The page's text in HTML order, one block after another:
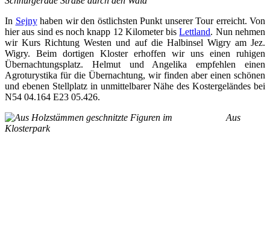
In Sejnyhaben wir den östlichsten Punkt unserer Tour erreicht. Von
hier aus sind es noch knapp 12 Kilometer bisLettland. Nun nehmen
wir Kurs Richtung Westen und auf die Halbinsel Wigry am Jez.
Wigry. Beim dortigen Kloster erhoffen wir uns einen ruhigen
Übernachtungsplatz. Helmut und Angelika empfehlen einen
Agroturystika für die Übernachtung, wir finden aber einen schönen
und ebenen Stellplatz in unmittelbarer Nähe des Kostergeländes bei
N54 04.164 E23 05.426.
Aus